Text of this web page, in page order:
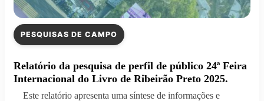
PESQUISAS DE CAMPO
Relatório da pesquisa de perfil de público 24ª Feira
Internacional do Livro de Ribeirão Preto 2025.
Este relatório apresenta uma síntese de informações e